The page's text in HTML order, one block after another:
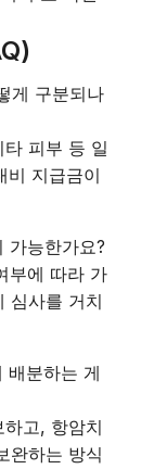
게 구분되나
타 피부 등 일
비 지급금이
가능한가요?
부에 따라 가
심사를 거치
배분하는 게
고, 항암치
완하는 방식